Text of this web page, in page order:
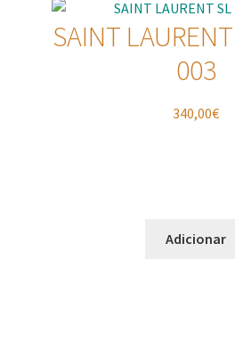
SAINT
003
340,00€
Adicionar